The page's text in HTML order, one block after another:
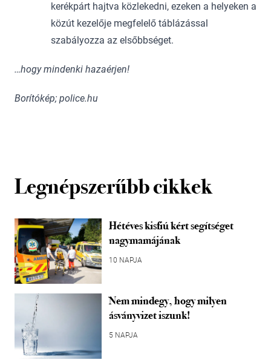
kerékpárt hajtva közlekedni, ezeken a helyeken a
közút kezelője megfelelő táblázással
szabályozza az elsőbbséget.
…hogy mindenki hazaérjen!
Borítókép; police.hu
Legnépszerűbb cikkek
Hétéves kisfiú kért segítséget
nagymamájának
10 NAPJA
Nem mindegy, hogy milyen
ásványvizet iszunk!
5 NAPJA